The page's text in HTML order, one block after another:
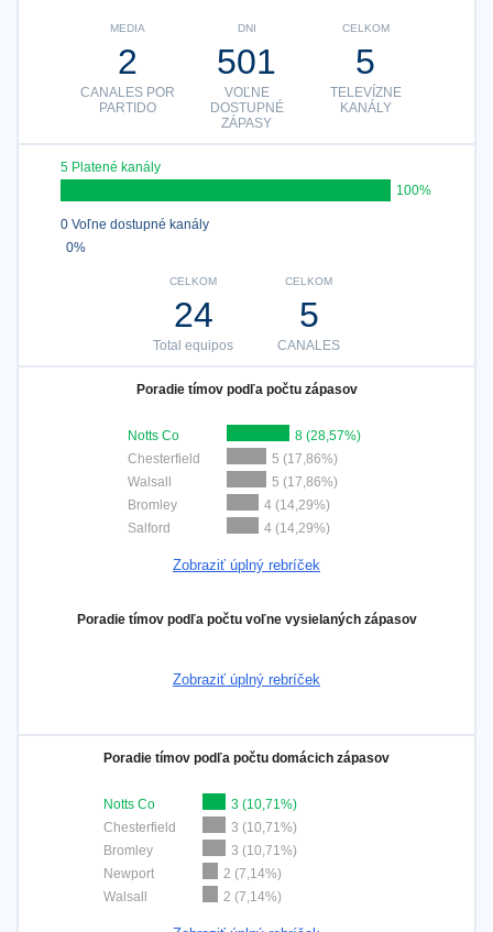
CELKOM
5
TELEVÍZNE
KANÁLY
DNI
501
VOĽNE
DOSTUPNÉ
ZÁPASY
MEDIA
2
CANALES POR
PARTIDO
5 Platené kanály
100%
0 Voľne dostupné kanály
0%
CELKOM
5
CANALES
CELKOM
24
Total equipos
Poradie tímov podľa počtu zápasov
Notts Co
8 (28,57%)
Chesterfield
5 (17,86%)
Walsall
5 (17,86%)
Bromley
4 (14,29%)
Salford
4 (14,29%)
Zobraziť úplný rebríček
Poradie tímov podľa počtu voľne vysielaných zápasov
Zobraziť úplný rebríček
Poradie tímov podľa počtu domácich zápasov
Notts Co
3 (10,71%)
Chesterfield
3 (10,71%)
Bromley
3 (10,71%)
Newport
2 (7,14%)
Walsall
2 (7,14%)